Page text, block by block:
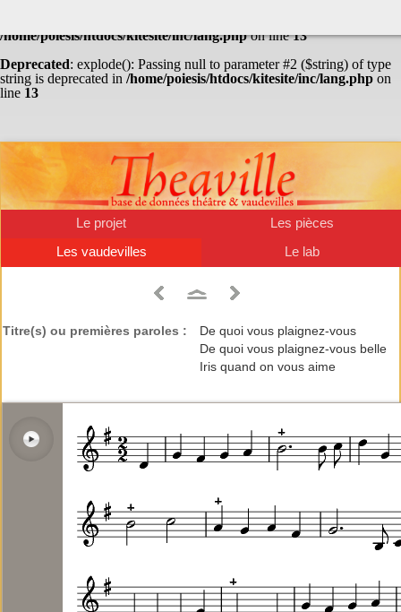
/home/poiesis/htdocs/kitesite/inc/lang.phpon line13
Deprecated: explode(): Passing null to parameter #2 ($string) of type
string is deprecated in /home/poiesis/htdocs/kitesite/inc/lang.php on
line 13
Le projet
Les pièces
Les vaudevilles
Le lab
Titre(s) ou premières paroles :
De quoi vous plaignez-vous
De quoi vous plaignez-vous belle
Iris quand on vous aime